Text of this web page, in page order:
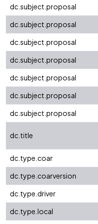
dc.subject.proposal
dc.subject.proposal
dc.subject.proposal
dc.subject.proposal
dc.subject.proposal
dc.subject.proposal
dc.subject.proposal
dc.title
dc.type.coar
dc.type.coarversion
dc.type.driver
dc.type.local